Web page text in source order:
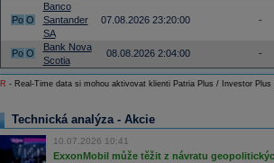
Po O
Banco
Santander
SA
07.08.2026 23:20:00 -
Po O
Bank Nova
Scotia
08.08.2026 2:04:00 -
R - Real-Time data si mohou aktivovat klienti Patria Plus / Investor Plus
Technická analýza - Akcie
10.07.2026 10:41
ExxonMobil může těžit z návratu